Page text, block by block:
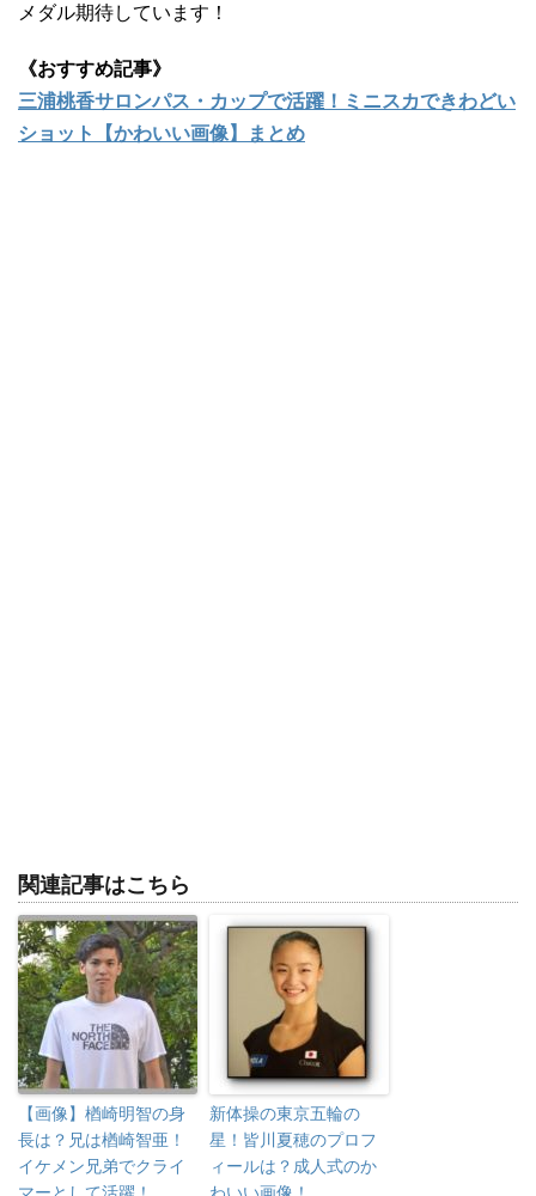
メダル期待しています！
《おすすめ記事》
三浦桃香サロンパス・カップで活躍！ミニスカできわどい
ショット【かわいい画像】まとめ
関連記事はこちら
【画像】楢崎明智の身
長は？兄は楢崎智亜！
イケメン兄弟でクライ
マーとして活躍！
新体操の東京五輪の
星！皆川夏穂のプロフ
ィールは？成人式のか
わいい画像！